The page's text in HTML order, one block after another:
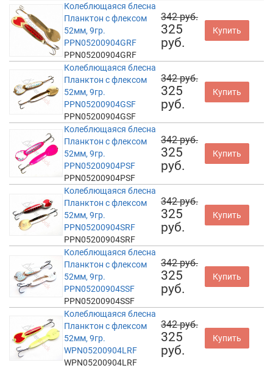
Колеблющаяся блесна
Планктон с флексом
52мм, 9гр.
PPN05200904GRF
PPN05200904GRF
342 руб.
325
руб.
Купить
Колеблющаяся блесна
Планктон с флексом
52мм, 9гр.
PPN05200904GSF
PPN05200904GSF
342 руб.
325
руб.
Купить
Колеблющаяся блесна
Планктон с флексом
52мм, 9гр.
PPN05200904PSF
PPN05200904PSF
342 руб.
325
руб.
Купить
Колеблющаяся блесна
Планктон с флексом
52мм, 9гр.
PPN05200904SRF
PPN05200904SRF
342 руб.
325
руб.
Купить
Колеблющаяся блесна
Планктон с флексом
52мм, 9гр.
PPN05200904SSF
PPN05200904SSF
342 руб.
325
руб.
Купить
Колеблющаяся блесна
Планктон с флексом
52мм, 9гр.
WPN05200904LRF
WPN05200904LRF
342 руб.
325
руб.
Купить